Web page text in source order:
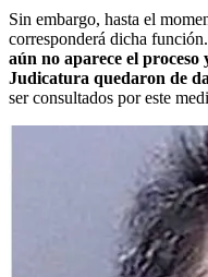
Sin embargo, hasta el
corresponderá dicha
aún no aparece el proceso
Judicatura quedaron de
ser consultados por este